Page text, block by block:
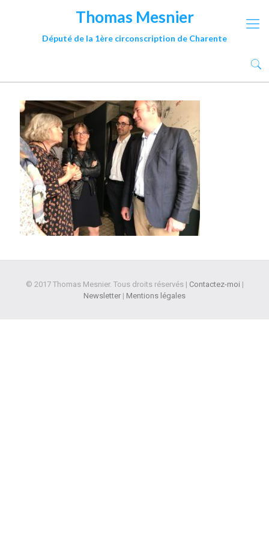
Thomas Mesnier
Député de la 1ère circonscription de Charente
© 2017 Thomas Mesnier. Tous droits réservés | Contactez-moi |
Newsletter | Mentions légales